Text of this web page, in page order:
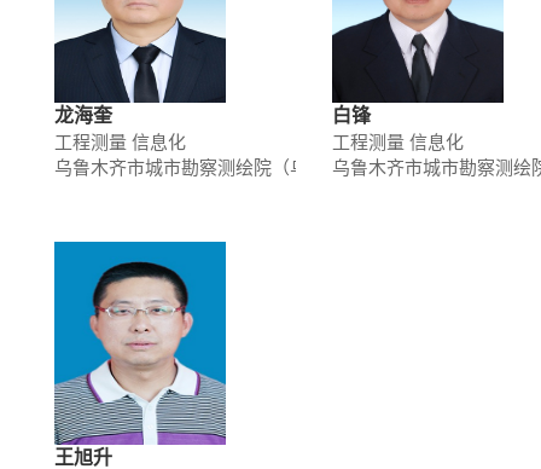
龙海奎
工程测量 信息化
乌鲁木齐市城市勘察测绘院（乌鲁木齐市基础地理信息中心
白锋
工程测量 信息化
乌鲁木齐市城市勘察测绘
王旭升